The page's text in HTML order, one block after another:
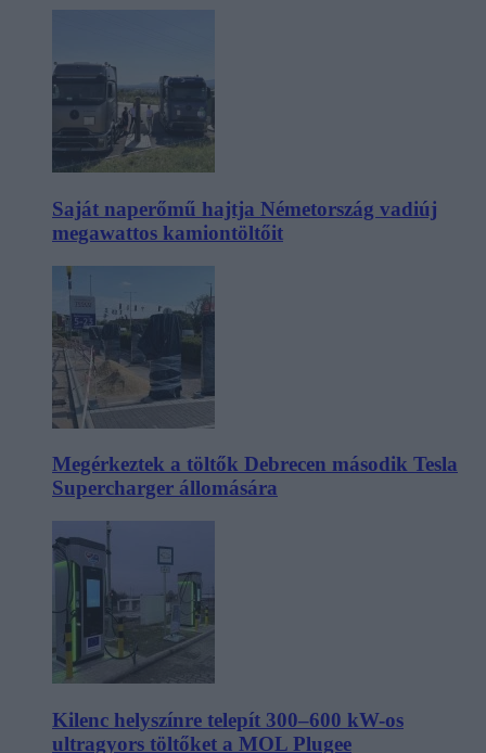
Saját naperőmű hajtja Németország vadiúj
megawattos kamiontöltőit
Megérkeztek a töltők Debrecen második Tesla
Supercharger állomására
Kilenc helyszínre telepít 300–600 kW-os
ultragyors töltőket a MOL Plugee